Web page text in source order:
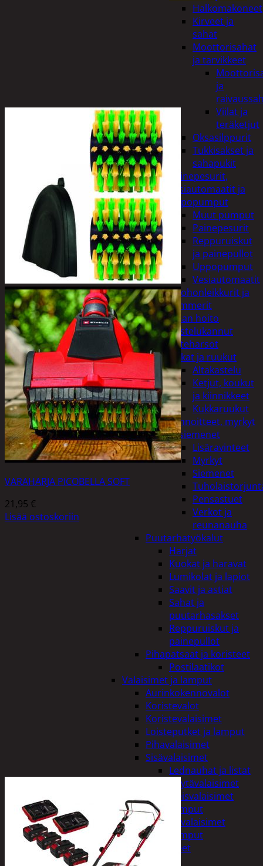
Halkomakoneet
Kirveet ja
sahat
Moottorisahat
ja tarvikkeet
ja
Viilat ja
teräketjut
Oksasilppurit
Tukkisakset ja
sahapukit
Painepesurit,
vesiautomaatit ja
uppopumput
Muut pumput
Painepesurit
Reppuruiskut
ja painepullot
Uppopumput
Vesiautomaatit
Ruohonleikkurit ja
trimmerit
Puutarhan hoito
Kastelukannut
Kateharsot
Kukat ja ruukut
Altakastelu
Ketjut, koukut
ja kiinnikkeet
Kukkaruukut
Lannoitteet, myrkyt
ja siemenet
Lisäravinteet
Myrkyt
Siemenet
Pensastuet
Verkot ja
reunanauha
Puutarhatyökalut
Harjat
Kuokat ja haravat
Lumikolat ja lapiot
Saavit ja astiat
Sahat ja
puutarhasakset
Reppuruiskut ja
painepullot
Pihapatsaat ja koristeet
Postilaatikot
Valaisimet ja lamput
Aurinkokennovalot
Koristevalot
Koristevalaisimet
Loisteputket ja lamput
Pihavalaisimet
Sisävalaisimet
Lednauhat ja listat
Pöytävalaisimet
Yleisvalaisimet
Taskulamput
Työmaavalaisimet
Taskulamput
Tarvikkeet
Työkalut
VARAHARJA PICOBELLA SOFT
21,95 €
Lisää ostoskoriin